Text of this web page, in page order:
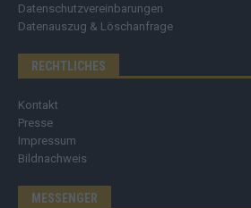
Datenschutzvereinbarungen
Datenauszug & Löschanfrage
RECHTLICHES
Kontakt
Presse
Impressum
Bildnachweis
MESSENGER